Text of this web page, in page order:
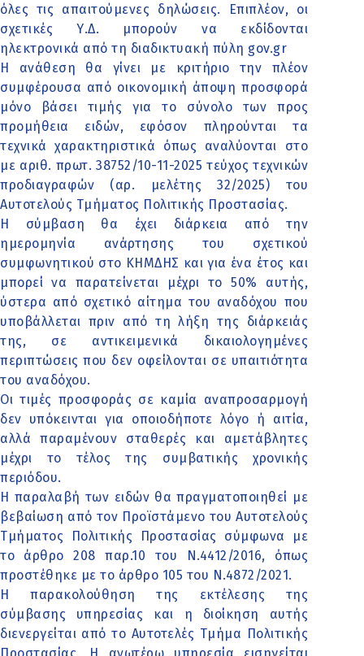
όλες τις απαιτούμενες δηλώσεις. Επιπλέον, οι
σχετικές Υ.Δ. μπορούν να εκδίδονται
ηλεκτρονικά από τη διαδικτυακή πύλη gov.gr
Η ανάθεση θα γίνει με κριτήριο την πλέον
συμφέρουσα από οικονομική άποψη προσφορά
μόνο βάσει τιμής για το σύνολο των προς
προμήθεια ειδών, εφόσον πληρούνται τα
τεχνικά χαρακτηριστικά όπως αναλύονται στο
με αριθ. πρωτ. 38752/10-11-2025 τεύχος τεχνικών
προδιαγραφών (αρ. μελέτης 32/2025) του
Αυτοτελούς Τμήματος Πολιτικής Προστασίας.
Η σύμβαση θα έχει διάρκεια από την
ημερομηνία ανάρτησης του σχετικού
συμφωνητικού στο ΚΗΜΔΗΣ και για ένα έτος και
μπορεί να παρατείνεται μέχρι το 50% αυτής,
ύστερα από σχετικό αίτημα του αναδόχου που
υποβάλλεται πριν από τη λήξη της διάρκειάς
της, σε αντικειμενικά δικαιολογημένες
περιπτώσεις που δεν οφείλονται σε υπαιτιότητα
του αναδόχου.
Οι τιμές προσφοράς σε καμία αναπροσαρμογή
δεν υπόκεινται για οποιοδήποτε λόγο ή αιτία,
αλλά παραμένουν σταθερές και αμετάβλητες
μέχρι το τέλος της συμβατικής χρονικής
περιόδου.
Η παραλαβή των ειδών θα πραγματοποιηθεί με
βεβαίωση από τον Προϊστάμενο του Αυτοτελούς
Τμήματος Πολιτικής Προστασίας σύμφωνα με
το άρθρο 208 παρ.10 του Ν.4412/2016, όπως
προστέθηκε με το άρθρο 105 του Ν.4872/2021.
Η παρακολούθηση της εκτέλεσης της
σύμβασης υπηρεσίας και η διοίκηση αυτής
διενεργείται από το Αυτοτελές Τμήμα Πολιτικής